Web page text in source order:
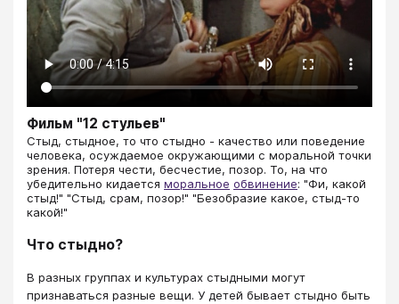
Фильм "12 стульев"
​​​​​​​Стыд, стыдное, то что стыдно - качество или поведение
человека, осуждаемое окружающими с моральной точки
зрения. Потеря чести, бесчестие, позор. То, на что
убедительно кидается моральное обвинение: "Фи, какой
стыд!" "Стыд, срам, позор!" "Безобразие какое, стыд-то
какой!"
Что стыдно?
В разных группах и культурах стыдными могут
признаваться разные вещи. У детей бывает стыдно быть